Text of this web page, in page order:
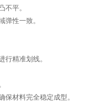
不平。
弹性一致。
行精准划线。
保材料完全稳定成型。